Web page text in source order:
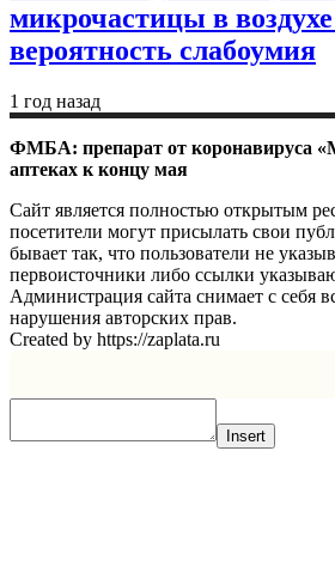
микрочастицы в
вероятность слабоумия
1 год назад
ФМБА: препарат от коронавируса
аптеках к концу мая
Сайт является полностью открытым
посетители могут присылать свои
бывает так, что пользователи не
первоисточники либо ссылки
Администрация сайта снимает с себя
нарушения авторских прав.
Created by https://zaplata.ru
Insert